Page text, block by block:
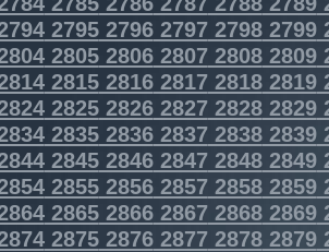
27952796279727982799
28052806280728082809
28152816281728182819
28252826282728282829
28352836283728382839
28452846284728482849
285528562857 28582859
286528662867 28682869
287528762877 28782879